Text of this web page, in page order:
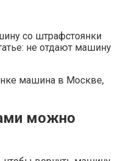
со штрафстоянки
не отдают машину
машина в Москве,
можно